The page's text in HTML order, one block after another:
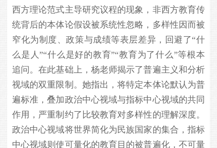
西方理论范式主导研究议程的现象，非西方教育传
统背后的本体论假设被系统性忽略，多样性因而被
窄化为制度、政策与成绩等表层差异，回避了“什
么是人”“什么是好的教育”“教育为了什么”等根本
追问。在此基础上，杨老师揭示了普遍主义和分析
视域的双重限制。她指出，将特定本体论默认为普
遍标准，叠加政治中心视域与指标中心视域的共同
作用，严重制约了比较教育对多样性的理解深度。
政治中心视域将世界简化为民族国家的集合，指标
中心视域则使可量化的教育目的被普遍化，不可量